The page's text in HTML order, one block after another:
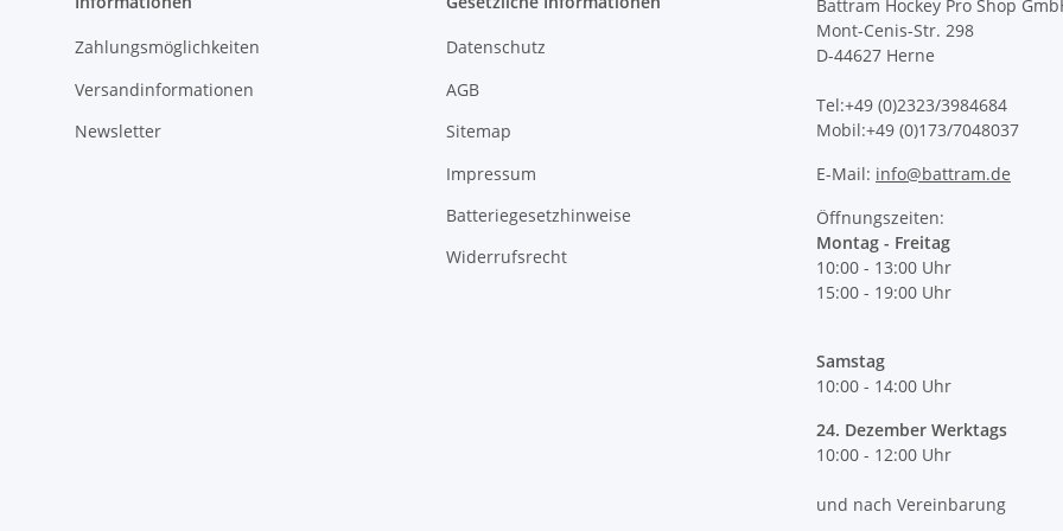
Zahlungsmöglichkeiten
Versandinformationen
Newsletter
Datenschutz
AGB
Sitemap
Impressum
Batteriegesetzhinweise
Widerrufsrecht
Battram Hockey Pro Shop
Mont-Cenis-Str. 298
D-44627 Herne
Tel:+49 (0)2323/3984684
Mobil:+49 (0)173/7048037
E-Mail: info@battram.de
Öffnungszeiten:
Montag - Freitag
10:00 - 13:00 Uhr
15:00 - 19:00 Uhr
Samstag
10:00 - 14:00 Uhr
24. Dezember Werktags
10:00 - 12:00 Uhr
und nach Vereinbarung